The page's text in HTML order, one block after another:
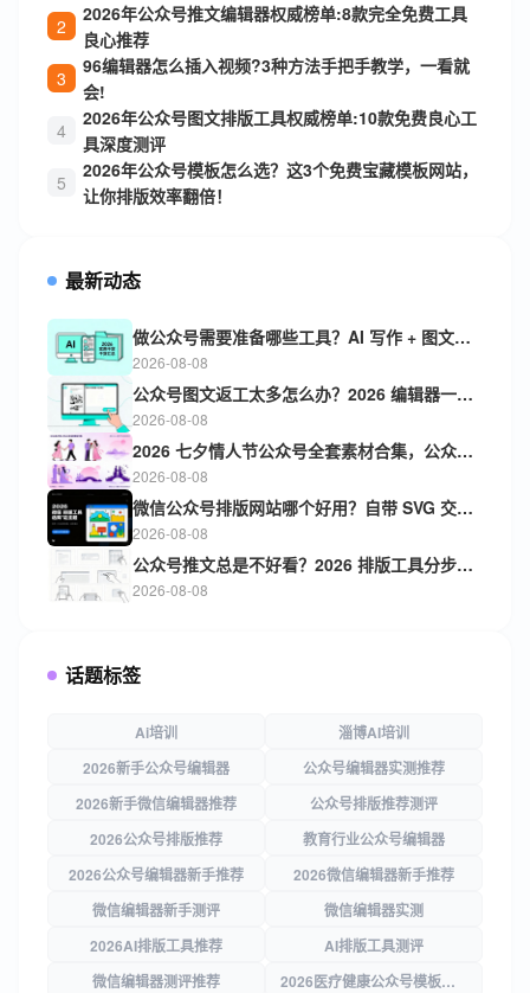
2026年公众号推文编辑器权威榜单:8款完全免费工具
良心推荐
96编辑器怎么插入视频?3种方法手把手教学，一看就
会!
2026年公众号图文排版工具权威榜单:10款免费良心工
具深度测评
2026年公众号模板怎么选？这3个免费宝藏模板网站，
让你排版效率翻倍！
最新动态
做公众号需要准备哪些工具？AI 写作 + 图文排版一体，2026 实用干货汇总
2026-08-08
公众号图文返工太多怎么办？2026 编辑器一键排版功能，大幅缩减排版时间
2026-08-08
2026 七夕情人节公众号全套素材合集，公众号排版小白一键套用快速发布推文
2026-08-08
微信公众号排版网站哪个好用？自带 SVG 交互特效，2026 微信排版工具选购清单
2026-08-08
公众号推文总是不好看？2026 排版工具分步教学，零基础也能产出精品推文
2026-08-08
话题标签
Ai培训
淄博AI培训
2026新手公众号编辑器
公众号编辑器实测推荐
2026新手微信编辑器推荐
公众号排版推荐测评
2026公众号排版推荐
教育行业公众号编辑器
2026公众号编辑器新手推荐
2026微信编辑器新手推荐
微信编辑器新手测评
微信编辑器实测
2026AI排版工具推荐
AI排版工具测评
微信编辑器测评推荐
2026医疗健康公众号模板测评